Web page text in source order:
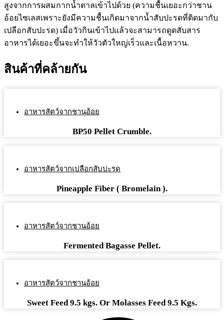
สูงจากการผสมกากน้ำตาลเข้าไปด้วย (ความชื้นเยอะกว่าชาน
อ้อยไซเลสเพราะยังมีความชื้นเกิดมาจากน้ำสับปะรดที่ติดมากับ
เปลือกสับปะรด) เมื่อวัวกินเข้าไปแล้วจะสามารถดูดสับสาร
อาหารได้เยอะขึ้นจะทำให้วัวตัวใหญ่เร็วและเนื้อหวาน.
สินค้าที่คล้ายกัน
อาหารสัตว์จากชานอ้อย
BP50 Pellet Crumble.
อาหารสัตว์จากเปลือกสับปะรด
Pineapple Fiber ( Bromelain ).
อาหารสัตว์จากชานอ้อย
Fermented Bagasse Pellet.
อาหารสัตว์จากชานอ้อย
Sweet Feed 9.5 kgs. Or Molasses Feed 9.5 Kgs.